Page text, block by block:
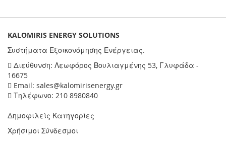
KALOMIRIS ENERGY SOLUTIONS
Συστήματα Εξοικονόμησης Ενέργειας.
Διεύθυνση: Λεωφόρος Βουλιαγμένης 53, Γλυφάδα -
16675
Email: sales@kalomirisenergy.gr
Τηλέφωνο: 210 8980840
Δημοφιλείς Κατηγορίες
Χρήσιμοι Σύνδεσμοι